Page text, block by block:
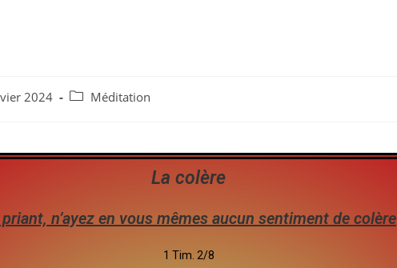
2024 Méditation
La colère
priant, n’ayez en vous mêmes aucun sentiment de colère
1 Tim. 2/8